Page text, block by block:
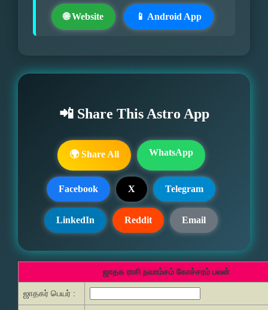
🌐 Website 📱 Android App
📲 Share This Astro App
🌍 Share All WhatsApp
Facebook X Telegram
LinkedIn Reddit Email
ஜாதக ராசி நவாம்சம் கோச்சரம் பலன்
ஜாதகர் பெயர் :